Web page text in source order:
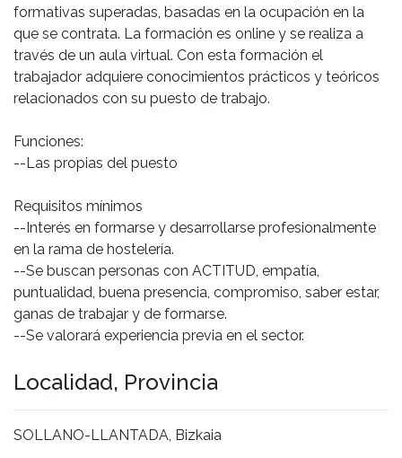
formativas superadas, basadas en la ocupación en la
que se contrata. La formación es online y se realiza a
través de un aula virtual. Con esta formación el
trabajador adquiere conocimientos prácticos y teóricos
relacionados con su puesto de trabajo.
Funciones:
--Las propias del puesto
Requisitos mínimos
--Interés en formarse y desarrollarse profesionalmente
en la rama de hostelería.
--Se buscan personas con ACTITUD, empatía,
puntualidad, buena presencia, compromiso, saber estar,
ganas de trabajar y de formarse.
--Se valorará experiencia previa en el sector.
Localidad, Provincia
SOLLANO-LLANTADA, Bizkaia